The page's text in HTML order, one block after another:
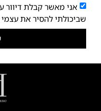
אני מאשר קבלת דיוור
שביכולתי להסיר את